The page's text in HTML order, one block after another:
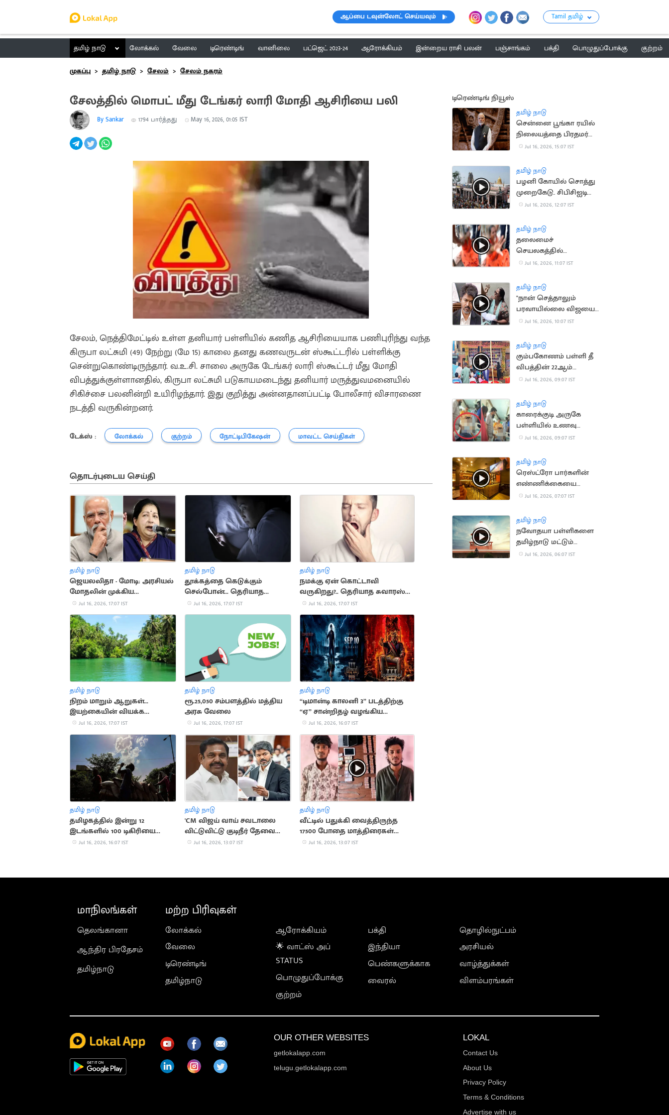
ஆப்பை டவுன்லோட் செய்யவும் Tamil தமிழ்
தமிழ் நாடு லோக்கல் வேலை டிரெண்டிங் வானிலை பட்ஜெட் 2023-24 ஆரோக்கியம் இன்றைய ராசி பலன் பஞ்சாங்கம் பக்தி பொழுதுப்போக்கு
குற்றம்
முகப்பு
தமிழ் நாடு சேலம் சேலம் நகரம்
சேலத்தில் மொபட் மீது டேங்கர் லாரி மோதி ஆசிரியை பலி
By Sankar 1794 பார்த்தது May 16, 2026, 01:05 IST
சேலம், நெத்திமேட்டில் உள்ள தனியார் பள்ளியில் கணித ஆசிரியையாக பணிபுரிந்து வந்த
கிருபா லட்சுமி (49) நேற்று (மே 15) காலை தனது கணவருடன் ஸ்கூட்டரில் பள்ளிக்கு
சென்றுகொண்டிருந்தார். வ.உ.சி. சாலை அருகே டேங்கர் லாரி ஸ்கூட்டர் மீது மோதி
விபத்துக்குள்ளானதில், கிருபா லட்சுமி படுகாயமடைந்து தனியார் மருத்துவமனையில்
சிகிச்சை பலனின்றி உயிரிழந்தார். இது குறித்து அன்னதானப்பட்டி போலீசார் விசாரணை
நடத்தி வருகின்றனர்.
டேக்ஸ் : லோக்கல் குற்றம் நோட்டிபிகேஷன் மாவட்ட செய்திகள்
தொடர்புடைய செய்தி
தமிழ் நாடு
ஜெயலலிதா - மோடி: அரசியல்
மோதலின் முக்கிய
தருணங்கள்
Jul 16, 2026, 17:07 IST
தமிழ் நாடு
தூக்கத்தை கெடுக்கும்
செல்போன்... தெரியாத
ஆபத்துகள்
Jul 16, 2026, 17:07 IST
தமிழ் நாடு
நமக்கு ஏன் கொட்டாவி
வருகிறது?.. தெரியாத சுவாரஸ்ய
காரணங்கள்
Jul 16, 2026, 17:07 IST
தமிழ் நாடு
நிறம் மாறும் ஆறுகள்...
இயற்கையின் வியக்க
வைக்கும் அதிசயங்கள்!
Jul 16, 2026, 17:07 IST
தமிழ் நாடு
ரூ.25,050 சம்பளத்தில் மத்திய
அரசு வேலை
Jul 16, 2026, 17:07 IST
தமிழ் நாடு
“டிமான்டி காலனி 3” படத்திற்கு
“ஏ” சான்றிதழ் வழங்கிய
தணிக்கை வாரியம்
Jul 16, 2026, 16:07 IST
தமிழ் நாடு
தமிழகத்தில் இன்று 12
இடங்களில் 100 டிகிரியை
தாண்டிய வெப்பம்
Jul 16, 2026, 16:07 IST
தமிழ் நாடு
'CM விஜய் வாய் சவடாலை
விட்டுவிட்டு குடிநீர் தேவையை
பூர்த்தி பண்ணுங்க'
Jul 16, 2026, 13:07 IST
தமிழ் நாடு
வீட்டில் பதுக்கி வைத்திருந்த
17500 போதை மாத்திரைகள்
பறிமுதல்
Jul 16, 2026, 13:07 IST
டிரெண்டிங் நியூஸ்
தமிழ் நாடு
சென்னை பூங்கா ரயில்
நிலையத்தை பிரதமர்
மோடி நாளை திறந்து
Jul 16, 2026, 15:07 IST
தமிழ் நாடு
பழனி கோயில் சொத்து
முறைகேடு.. சிபிசிஐடி
விசாரணை
Jul 16, 2026, 12:07 IST
தமிழ் நாடு
தலைமைச்
செயலகத்தில்
தீக்குளிக்க முயன்ற
Jul 16, 2026, 11:07 IST
தமிழ் நாடு
"நான் செத்தாலும்
பரவாயில்லை விஜயை
பாக்கணும்".. பெண்
Jul 16, 2026, 10:07 IST
தமிழ் நாடு
கும்பகோணம் பள்ளி தீ
விபத்தின் 22ஆம்
ஆண்டு நினைவு தினம்
Jul 16, 2026, 09:07 IST
தமிழ் நாடு
காரைக்குடி அருகே
பள்ளியில் உணவு
சாப்பிட்ட மாணவிகள்
Jul 16, 2026, 09:07 IST
தமிழ் நாடு
ரெஸ்ட்ரோ பார்களின்
எண்ணிக்கையை
அதிகரிக்க TN அரசு
Jul 16, 2026, 07:07 IST
தமிழ் நாடு
நவோதயா பள்ளிகளை
தமிழ்நாடு மட்டும்
நிராகரிப்பது ஏன்? -
Jul 16, 2026, 06:07 IST
மாநிலங்கள்
தெலங்கானா
ஆந்திர பிரதேசம்
தமிழ்நாடு
மற்ற பிரிவுகள்
லோக்கல்
வேலை
டிரெண்டிங்
தமிழ்நாடு
ஆரோக்கியம்
🌟 வாட்ஸ் அப்
STATUS
பொழுதுப்போக்கு
குற்றம்
பக்தி
இந்தியா
பெண்களுக்காக
வைரல்
தொழில்நுட்பம்
அரசியல்
வாழ்த்துக்கள்
விளம்பரங்கள்
OUR OTHER WEBSITES
getlokalapp.com
telugu.getlokalapp.com
LOKAL
Contact Us
About Us
Privacy Policy
Terms & Conditions
Advertise with us